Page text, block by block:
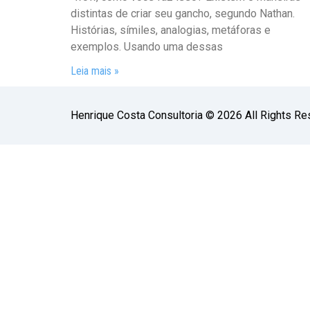
distintas de criar seu gancho, segundo Nathan.
Histórias, símiles, analogias, metáforas e
exemplos. Usando uma dessas
Leia mais »
Henrique Costa Consultoria © 2026 All Rights